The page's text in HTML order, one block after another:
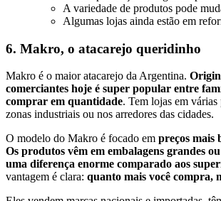
A variedade de produtos pode
Algumas lojas ainda estão em
6. Makro, o atacarejo queridinho
Makro é o maior atacarejo da Argentina.
comerciantes hoje é super popular entre
comprar em quantidade. Tem lojas em várias
zonas industriais ou nos arredores das cidades.
O modelo do Makro é focado em preços mais
Os produtos vêm em embalagens grandes
uma diferença enorme comparado aos
vantagem é clara: quanto mais você compra,